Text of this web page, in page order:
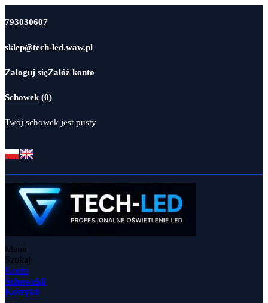
793030607
sklep@tech-led.waw.pl
Zaloguj sięZałóż konto
Schowek (0)
Twój schowek jest pusty
Menu
Szukaj
Konto
Schowek0
Koszyk0